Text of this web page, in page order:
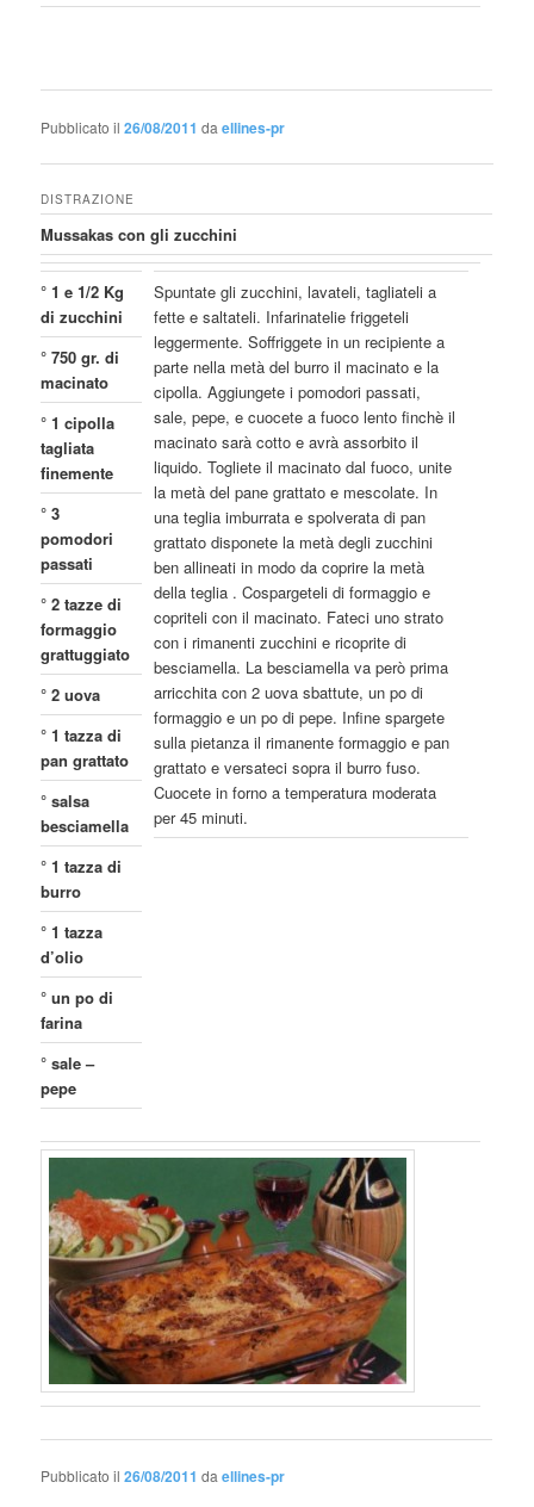
Pubblicato il26/08/2011 daellines-pr
DISTRAZIONE
Mussakas con gli zucchini
° 1 e 1/2 Kg
di zucchini
° 750 gr. di
macinato
° 1 cipolla
tagliata
finemente
° 3
pomodori
passati
° 2 tazze di
formaggio
grattuggiato
° 2 uova
° 1 tazza di
pan grattato
° salsa
besciamella
° 1 tazza di
burro
° 1 tazza
d’olio
° un po di
farina
° sale –
pepe
Spuntate gli zucchini, lavateli, tagliateli a
fette e saltateli. Infarinatelie friggeteli
leggermente. Soffriggete in un recipiente a
parte nella metà del burro il macinato e la
cipolla. Aggiungete i pomodori passati,
sale, pepe, e cuocete a fuoco lento finchè il
macinato sarà cotto e avrà assorbito il
liquido. Togliete il macinato dal fuoco, unite
la metà del pane grattato e mescolate. In
una teglia imburrata e spolverata di pan
grattato disponete la metà degli zucchini
ben allineati in modo da coprire la metà
della teglia . Cospargeteli di formaggio e
copriteli con il macinato. Fateci uno strato
con i rimanenti zucchini e ricoprite di
besciamella. La besciamella va però prima
arricchita con 2 uova sbattute, un po di
formaggio e un po di pepe. Infine spargete
sulla pietanza il rimanente formaggio e pan
grattato e versateci sopra il burro fuso.
Cuocete in forno a temperatura moderata
per 45 minuti.
Pubblicato il26/08/2011 daellines-pr